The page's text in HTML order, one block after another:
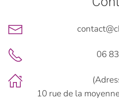
06
10 rue de la